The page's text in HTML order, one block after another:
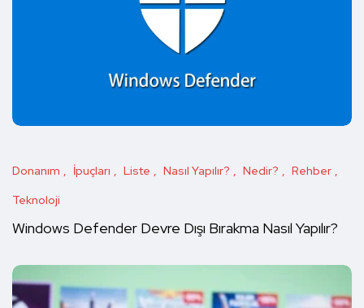
Donanım İpuçları Liste Nasıl Yapılır? Nedir?
Rehber
Teknoloji
Windows Defender Devre Dışı Bırakma Nasıl Yapılır?